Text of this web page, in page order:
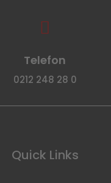

Telefon
0212 248 28 0
Quick Links